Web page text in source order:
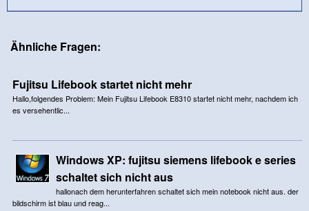
Ähnliche Fragen:
Fujitsu Lifebook startet nicht mehr
Hallo,folgendes Problem: Mein Fujitsu Lifebook E8310 startet nicht mehr, nachdem ich
es versehentlic...
Windows XP: fujitsu siemens lifebook e series
schaltet sich nicht aus
hallonach dem herunterfahren schaltet sich mein notebook nicht aus. der
bildschirm ist blau und reag...